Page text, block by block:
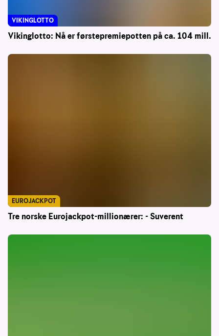
Vikinglotto: Nå er førstepremiepotten på ca. 104 mill.
VIKINGLOTTO
Tre norske Eurojackpot-millionærer: - Suverent
EUROJACKPOT